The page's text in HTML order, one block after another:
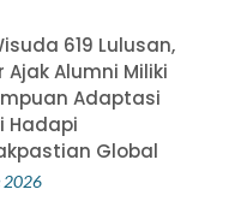
619 Lulusan,
Ajak Alumni Miliki
Adaptasi
Hadapi
Global
2026